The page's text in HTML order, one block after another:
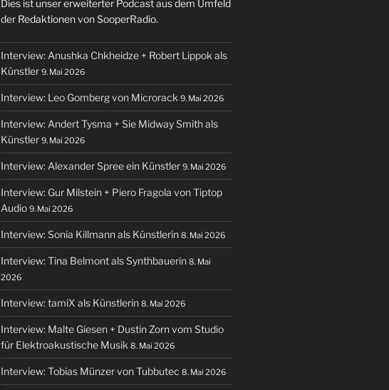
Dies ist unser erweiterter Podcast aus dem Umfeld
der Redaktionen von SooperRadio.
Interview: Anushka Chkheidze + Robert Lippok als
Künstler 9. Mai 2026
Interview: Leo Gomberg von Microrack 9. Mai 2026
Interview: Andert Tysma + Sie Midway Smith als
Künstler 9. Mai 2026
Interview: Alexander Spree ein Künstler 9. Mai 2026
Interview: Gur Milstein + Piero Fragola von Tiptop
Audio 9. Mai 2026
Interview: Sonia Killmann als Künstlerin 8. Mai 2026
Interview: Tina Belmont als Synthbauerin 8. Mai
2026
Interview: tamiX als Künstlerin 8. Mai 2026
Interview: Malte Giesen + Dustin Zorn vom Studio
für Elektroakustische Musik 8. Mai 2026
Interview: Tobias Münzer von Tubbutec 8. Mai 2026